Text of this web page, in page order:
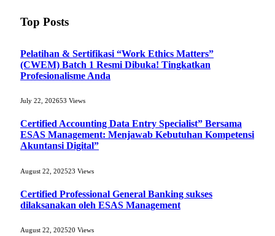
Top Posts
Pelatihan & Sertifikasi “Work Ethics Matters”
(CWEM) Batch 1 Resmi Dibuka! Tingkatkan
Profesionalisme Anda
July 22, 202653 Views
Certified Accounting Data Entry Specialist” Bersama
ESAS Management: Menjawab Kebutuhan Kompetensi
Akuntansi Digital”
August 22, 202523 Views
Certified Professional General Banking sukses
dilaksanakan oleh ESAS Management
August 22, 202520 Views